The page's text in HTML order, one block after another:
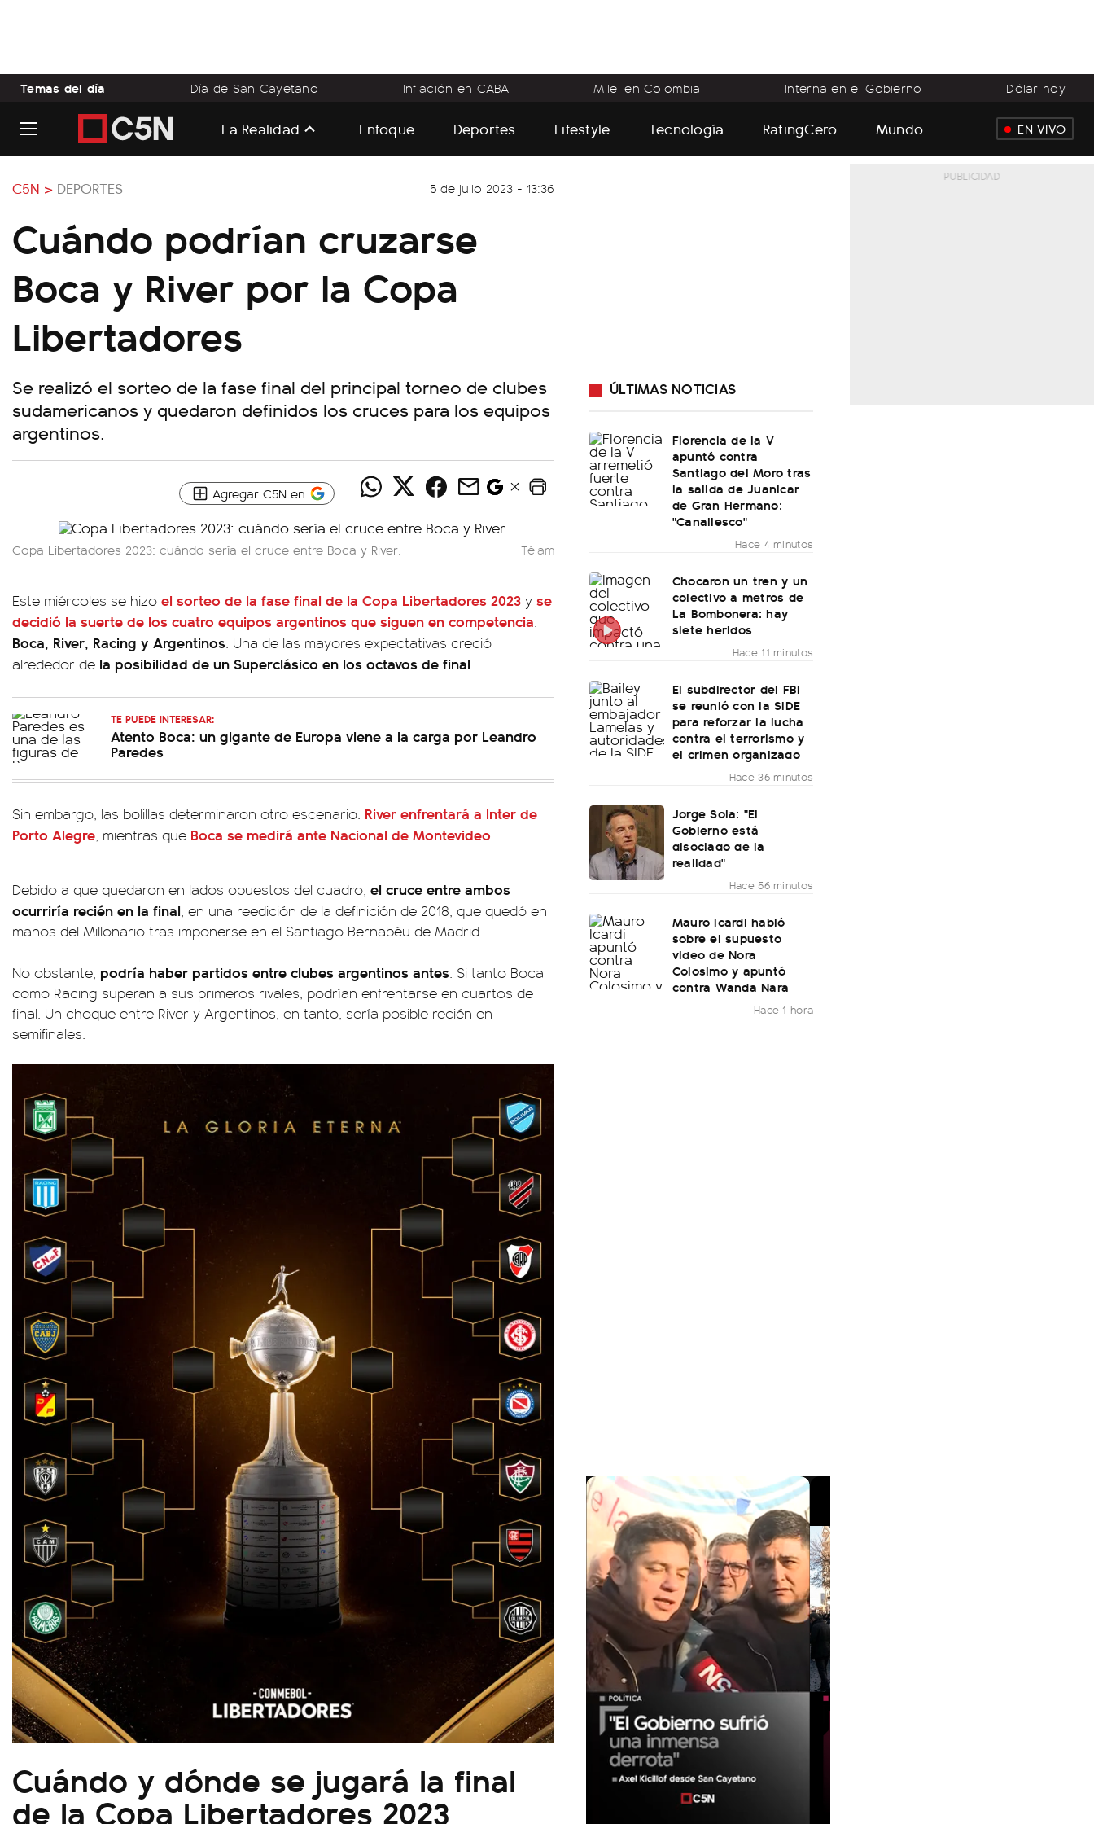
Temas del día Día de San Cayetano Inflación en CABA Milei en Colombia Interna en el Gobierno Dólar hoy
La Realidad Enfoque Deportes Lifestyle Tecnología RatingCero Mundo EN VIVO
C5N > DEPORTES 5 de julio 2023 - 13:36
Cuándo podrían cruzarse
Boca y River por la Copa
Libertadores
Se realizó el sorteo de la fase final del principal torneo de clubes
sudamericanos y quedaron definidos los cruces para los equipos
argentinos.
Agregar C5N en
Copa Libertadores 2023: cuándo sería el cruce entre Boca y River. Télam
Este miércoles se hizo el sorteo de la fase final de la Copa Libertadores 2023 y se
decidió la suerte de los cuatro equipos argentinos que siguen en competencia:
Boca, River, Racing y Argentinos. Una de las mayores expectativas creció
alrededor de la posibilidad de un Superclásico en los octavos de final.
TE PUEDE INTERESAR:
Atento Boca: un gigante de Europa viene a la carga por Leandro
Paredes
Sin embargo, las bolillas determinaron otro escenario. River enfrentará a Inter de
Porto Alegre, mientras que Boca se medirá ante Nacional de Montevideo.
Debido a que quedaron en lados opuestos del cuadro, el cruce entre ambos
ocurriría recién en la final, en una reedición de la definición de 2018, que quedó en
manos del Millonario tras imponerse en el Santiago Bernabéu de Madrid.
No obstante, podría haber partidos entre clubes argentinos antes. Si tanto Boca
como Racing superan a sus primeros rivales, podrían enfrentarse en cuartos de
final. Un choque entre River y Argentinos, en tanto, sería posible recién en
semifinales.
Cuándo y dónde se jugará la final
de la Copa Libertadores 2023
ÚLTIMAS NOTICIAS
Florencia de la V
apuntó contra
Santiago del Moro tras
la salida de Juanicar
de Gran Hermano:
"Canallesco"
Hace 4 minutos
Chocaron un tren y un
colectivo a metros de
La Bombonera: hay
siete heridos
Hace 11 minutos
El subdirector del FBI
se reunió con la SIDE
para reforzar la lucha
contra el terrorismo y
el crimen organizado
Hace 36 minutos
Jorge Sola: "El
Gobierno está
disociado de la
realidad"
Hace 56 minutos
Mauro Icardi habló
sobre el supuesto
video de Nora
Colosimo y apuntó
contra Wanda Nara
Hace 1 hora